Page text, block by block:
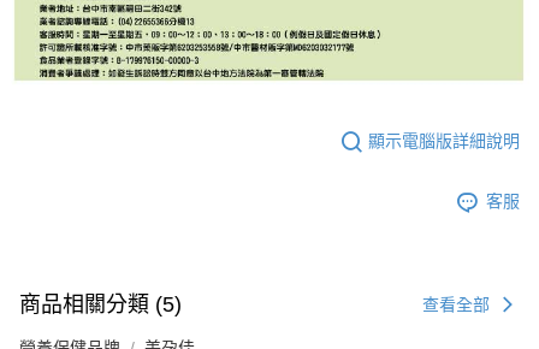
顯示電腦版詳細說明
客服
商品相關分類 (5) 查看全部